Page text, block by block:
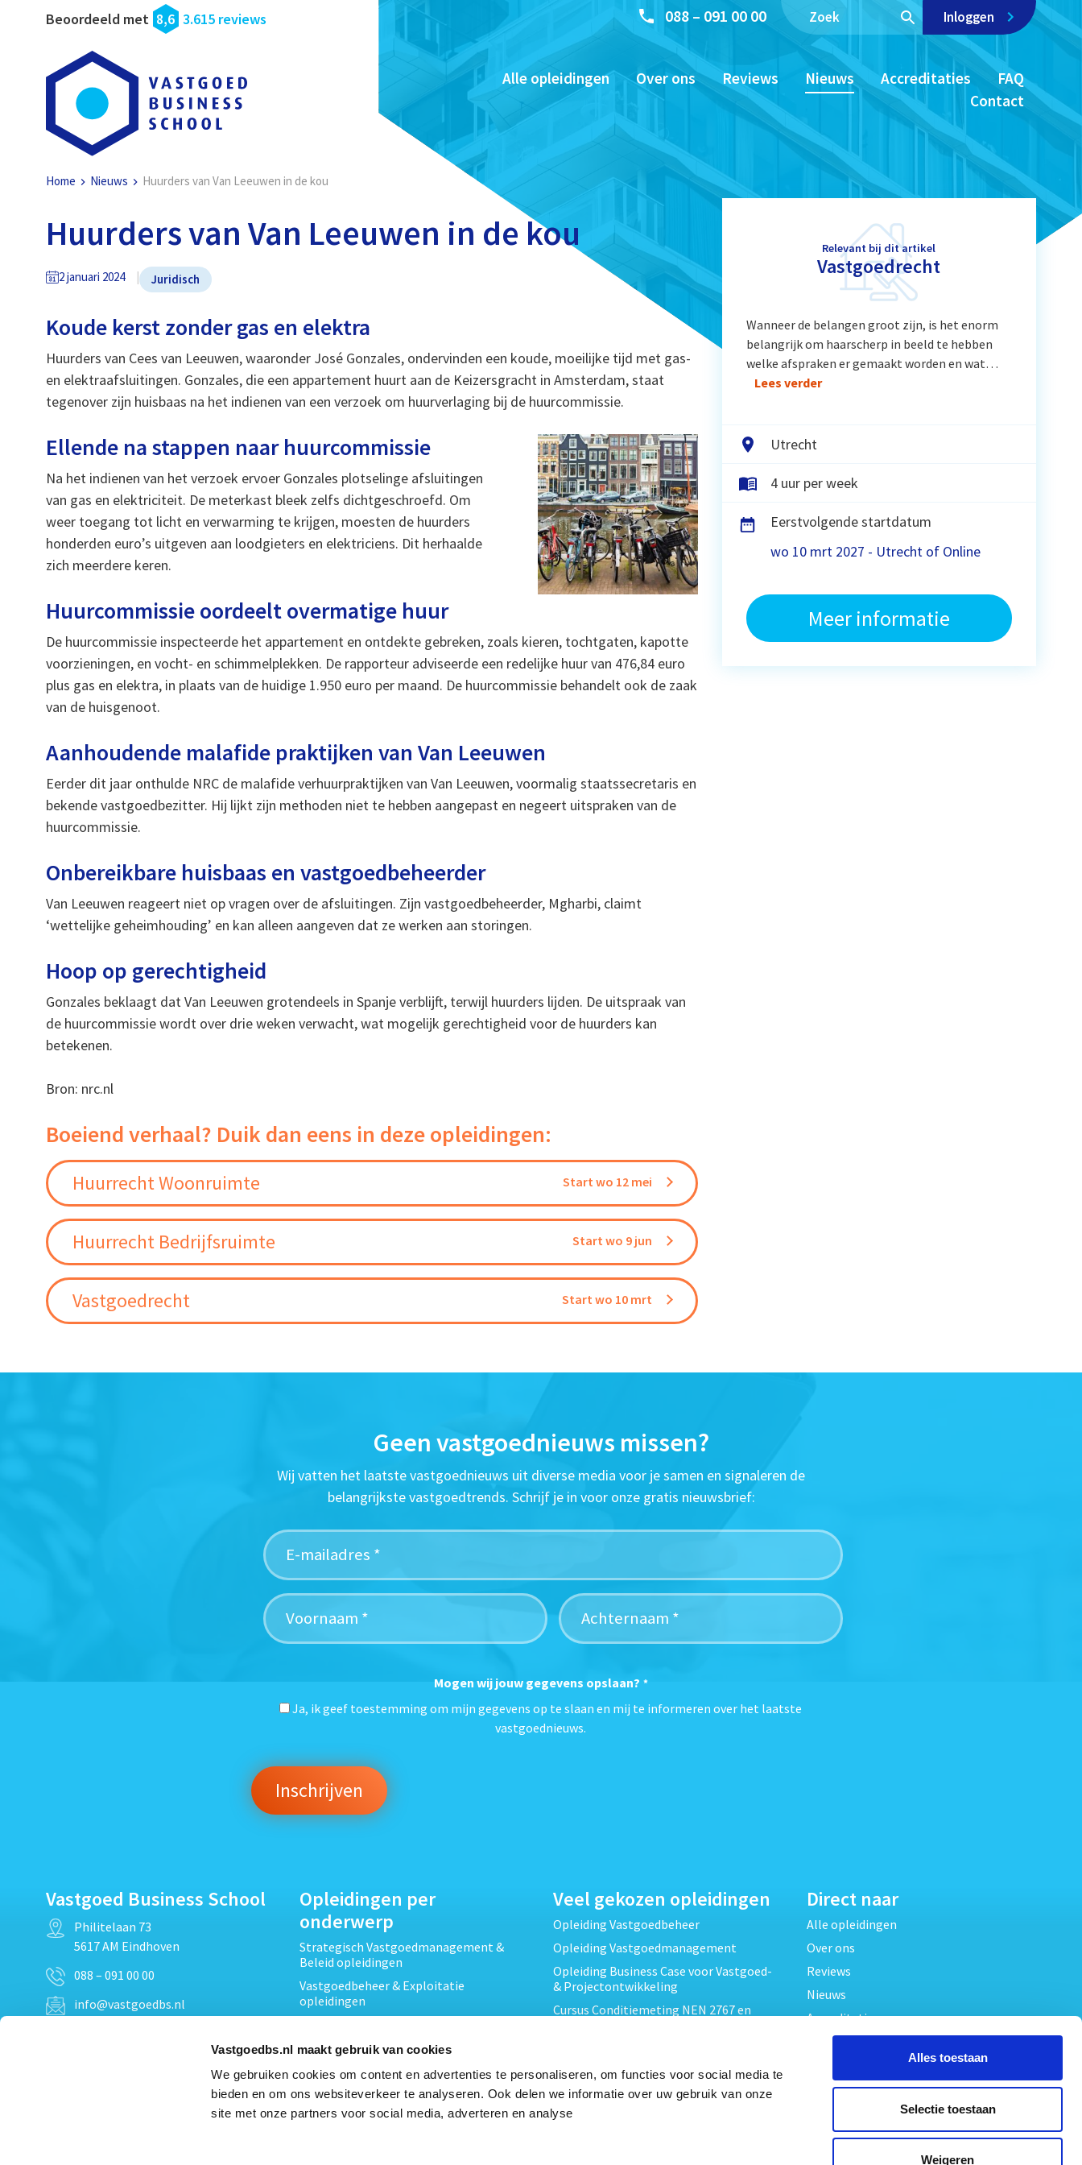
Vastgoedbs.nl maakt gebruik van cookies
We gebruiken cookies om content en advertenties te personaliseren, om functies voor social media te
bieden en om ons websiteverkeer te analyseren. Ook delen we informatie over uw gebruik van onze
site met onze partners voor social media, adverteren en analyse
Alles toestaan
Selectie toestaan
Weigeren
Beoordeeld met 8,6 3.615 reviews 088 – 091 00 00 Inloggen
Alle opleidingen Over ons Reviews Nieuws Accreditaties
FAQ
Contact
Home Nieuws Huurders van Van Leeuwen in de kou
Huurders van Van Leeuwen in de kou
2 januari 2024 Juridisch
Koude kerst zonder gas en elektra
Huurders van Cees van Leeuwen, waaronder José Gonzales, ondervinden een koude, moeilijke tijd met gas-
en elektraafsluitingen. Gonzales, die een appartement huurt aan de Keizersgracht in Amsterdam, staat
tegenover zijn huisbaas na het indienen van een verzoek om huurverlaging bij de huurcommissie.
Ellende na stappen naar huurcommissie
Na het indienen van het verzoek ervoer Gonzales plotselinge afsluitingen
van gas en elektriciteit. De meterkast bleek zelfs dichtgeschroefd. Om
weer toegang tot licht en verwarming te krijgen, moesten de huurders
honderden euro’s uitgeven aan loodgieters en elektriciens. Dit herhaalde
zich meerdere keren.
Huurcommissie oordeelt overmatige huur
De huurcommissie inspecteerde het appartement en ontdekte gebreken, zoals kieren, tochtgaten, kapotte
voorzieningen, en vocht- en schimmelplekken. De rapporteur adviseerde een redelijke huur van 476,84 euro
plus gas en elektra, in plaats van de huidige 1.950 euro per maand. De huurcommissie behandelt ook de zaak
van de huisgenoot.
Aanhoudende malafide praktijken van Van Leeuwen
Eerder dit jaar onthulde NRC de malafide verhuurpraktijken van Van Leeuwen, voormalig staatssecretaris en
bekende vastgoedbezitter. Hij lijkt zijn methoden niet te hebben aangepast en negeert uitspraken van de
huurcommissie.
Onbereikbare huisbaas en vastgoedbeheerder
Van Leeuwen reageert niet op vragen over de afsluitingen. Zijn vastgoedbeheerder, Mgharbi, claimt
‘wettelijke geheimhouding’ en kan alleen aangeven dat ze werken aan storingen.
Hoop op gerechtigheid
Gonzales beklaagt dat Van Leeuwen grotendeels in Spanje verblijft, terwijl huurders lijden. De uitspraak van
de huurcommissie wordt over drie weken verwacht, wat mogelijk gerechtigheid voor de huurders kan
betekenen.
Bron: nrc.nl
Boeiend verhaal? Duik dan eens in deze opleidingen:
Huurrecht Woonruimte Start wo 12 mei
Huurrecht Bedrijfsruimte Start wo 9 jun
Vastgoedrecht Start wo 10 mrt
Relevant bij dit artikel
Vastgoedrecht
Wanneer de belangen groot zijn, is het enorm
belangrijk om haarscherp in beeld te hebben
welke afspraken er gemaakt worden en wat…
Lees verder
Utrecht
4 uur per week
Eerstvolgende startdatum
wo 10 mrt 2027 - Utrecht of Online
Meer informatie
Geen vastgoednieuws missen?
Wij vatten het laatste vastgoednieuws uit diverse media voor je samen en signaleren de
belangrijkste vastgoedtrends. Schrijf je in voor onze gratis nieuwsbrief:
Mogen wij jouw gegevens opslaan? *
Ja, ik geef toestemming om mijn gegevens op te slaan en mij te informeren over het laatste
vastgoednieuws.
Vastgoed Business School
Philitelaan 73
5617 AM Eindhoven
088 – 091 00 00
info@vastgoedbs.nl
Opleidingen per
onderwerp
Strategisch Vastgoedmanagement &
Beleid opleidingen
Vastgoedbeheer & Exploitatie
opleidingen
Projectontwikkeling &
Techniek, Onderhoud & Inspectie
Opleidingen
Verduurzaming en Energieprestatie
Veel gekozen opleidingen
Opleiding Vastgoedbeheer
Opleiding Vastgoedmanagement
Opleiding Business Case voor Vastgoed-
& Projectontwikkeling
Cursus Conditiemeting NEN 2767 en
Cursus EP-W Basis Woningen
Opleiding Professioneel VvE-beheer
Opleiding Projectleider Vastgoed
Direct naar
Alle opleidingen
Over ons
Reviews
Nieuws
Accreditaties
Algemene voorwaarden
Privacy verklaring